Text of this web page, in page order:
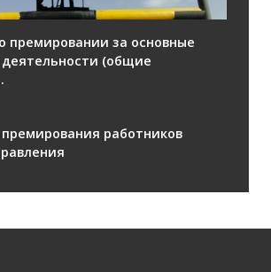
премировании за основные
(общие
работников